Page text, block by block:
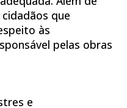
que
às
pelas obras
e